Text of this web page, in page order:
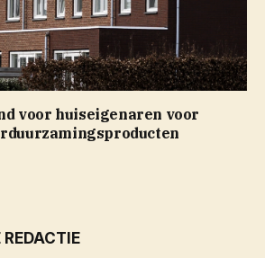
voor huiseigenaren voor
REDACTIE